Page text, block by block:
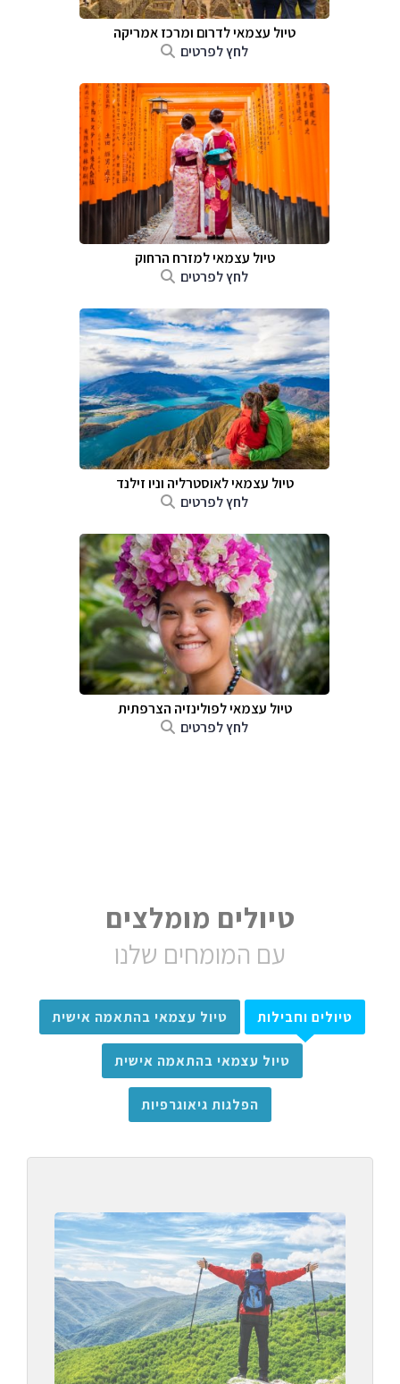
טיול עצמאי לדרום ומרכז אמריקה
לחץ לפרטים
טיול עצמאי למזרח הרחוק
לחץ לפרטים
טיול עצמאי לאוסטרליה וניו זילנד
לחץ לפרטים
טיול עצמאי לפולינזיה הצרפתית
לחץ לפרטים
טיולים מומלצים
עם המומחים שלנו
טיולים וחבילות טיול עצמאי בהתאמה אישית
טיול עצמאי בהתאמה אישית
הפלגות גיאוגרפיות